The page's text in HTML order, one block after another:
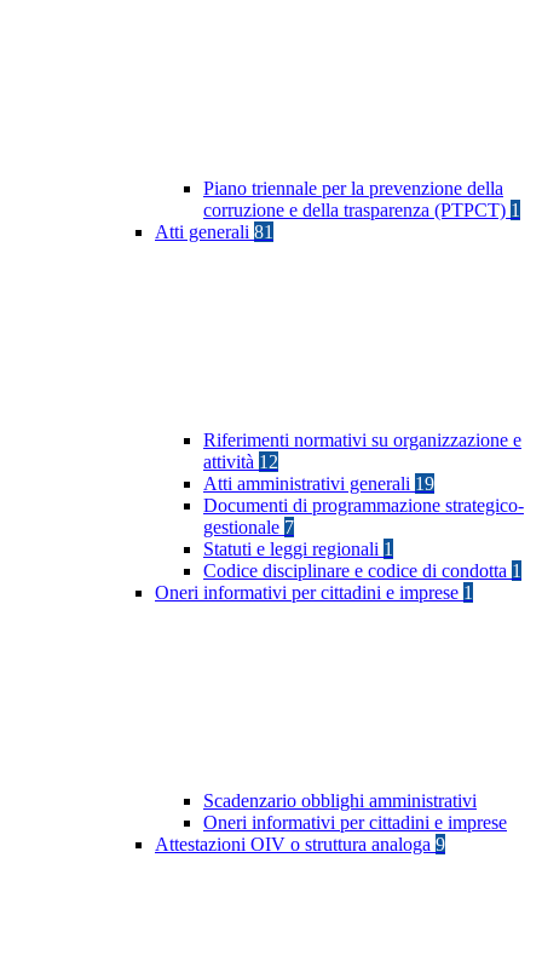
Piano triennale per la prevenzione della
corruzione e della trasparenza (PTPCT) 1
Atti generali 81
Riferimenti normativi su organizzazione e
attività 12
Atti amministrativi generali 19
Documenti di programmazione strategico-
gestionale 7
Statuti e leggi regionali 1
Codice disciplinare e codice di condotta 1
Oneri informativi per cittadini e imprese 1
Scadenzario obblighi amministrativi
Oneri informativi per cittadini e imprese
Attestazioni OIV o struttura analoga 9